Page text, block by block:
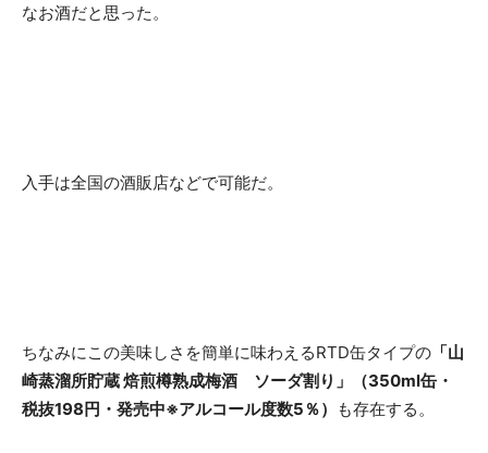
なお酒だと思った。
入手は全国の酒販店などで可能だ。
ちなみにこの美味しさを簡単に味わえるRTD缶タイプの 「山
崎蒸溜所貯蔵 焙煎樽熟成梅酒 ソーダ割り」（350ml缶・
税抜198円・発売中※アルコール度数5％）
も存在する。